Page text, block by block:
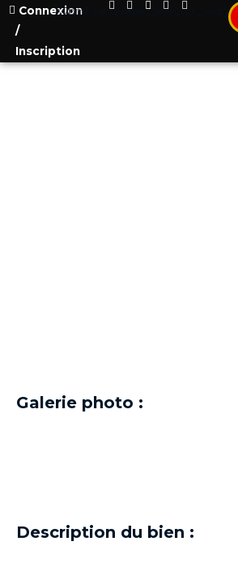
Connexion
/
Inscription
[wpml_language_selector_widget]
Galerie photo :
Description du bien :